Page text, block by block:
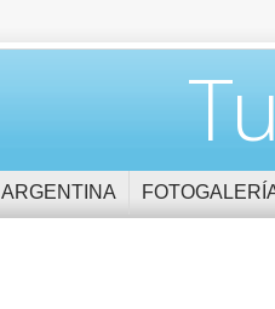
ARGENTINA